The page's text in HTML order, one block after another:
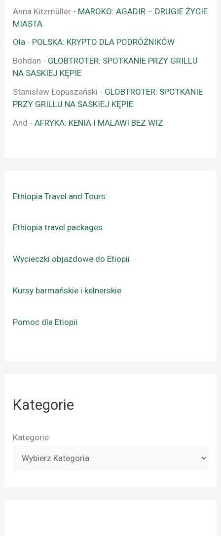
Anna Kitzmüller - MAROKO: AGADIR – DRUGIE ŻYCIE
MIASTA
Ola - POLSKA: KRYPTO DLA PODRÓŻNIKÓW
Bohdan - GLOBTROTER: SPOTKANIE PRZY GRILLU
NA SASKIEJ KĘPIE
Stanisław Łopuszański - GLOBTROTER: SPOTKANIE
PRZY GRILLU NA SASKIEJ KĘPIE
And -AFRYKA: KENIA I MALAWI BEZ WIZ
Ethiopia Travel and Tours
Ethiopia travel packages
Wycieczki objazdowe do Etiopii
Kursy barmańskie i kelnerskie
Pomoc dla Etiopii
Kategorie
Kategorie